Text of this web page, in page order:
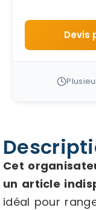
Devis
Cet
un article
idéal pour